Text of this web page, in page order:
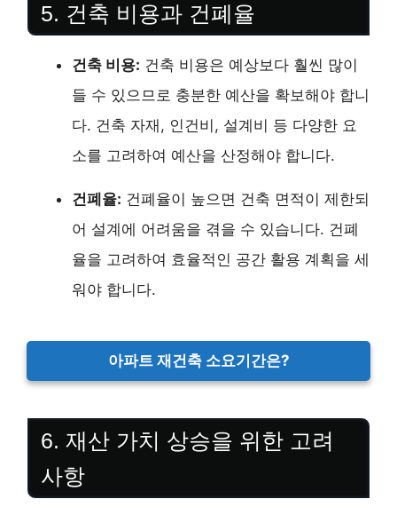
5. 건축 비용과 건폐율
건축 비용: 건축 비용은 예상보다 훨씬 많이
들 수 있으므로 충분한 예산을 확보해야 합니
다. 건축 자재, 인건비, 설계비 등 다양한 요
소를 고려하여 예산을 산정해야 합니다.
건폐율: 건폐율이 높으면 건축 면적이 제한되
어 설계에 어려움을 겪을 수 있습니다. 건폐
율을 고려하여 효율적인 공간 활용 계획을 세
워야 합니다.
아파트 재건축 소요기간은?
6. 재산 가치 상승을 위한 고려
사항